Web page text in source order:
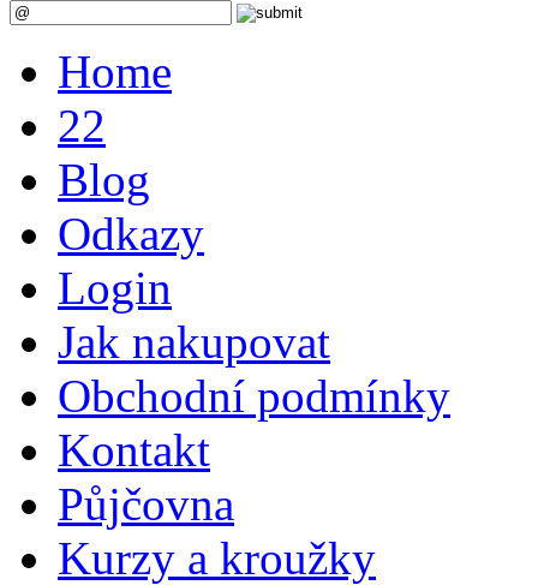
Home
22
Blog
Odkazy
Login
Jak nakupovat
Obchodní podmínky
Kontakt
Půjčovna
Kurzy a kroužky